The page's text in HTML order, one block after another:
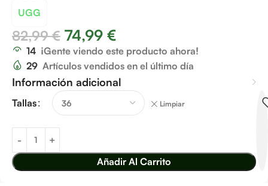
UGG
82,99€ 74,99 €
14 ¡Gente viendo este producto ahora!
29 Artículos vendidos en el último día
Información adicional
Tallas Limpiar
Añadir Al Carrito